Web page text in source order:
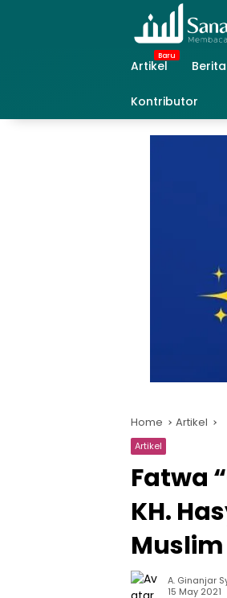
Artikel
Berita
Kontributor
Home Artikel
Artikel
Fatwa
KH.
A. Ginanjar
15 May 2021